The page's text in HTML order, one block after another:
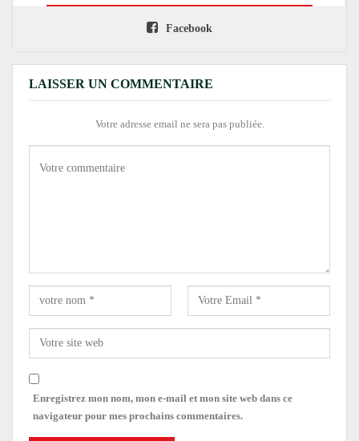
Facebook
LAISSER UN COMMENTAIRE
Votre adresse email ne sera pas publiée.
Enregistrez mon nom, mon e-mail et mon site web dans ce
navigateur pour mes prochains commentaires.